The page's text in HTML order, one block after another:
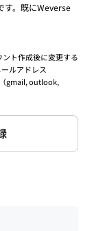
す。既にWeverse
ト作成後に変更する
ルアドレス
gmail, outlook,